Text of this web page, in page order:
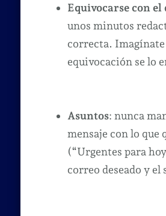
Equivocarse con
unos minutos
correcta.
equivocación se lo
Asuntos: nunca
mensaje con lo
(“Urgentes para
correo deseado y el